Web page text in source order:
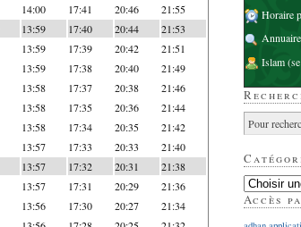
14:00 17:41 20:46 21:55
13:59 17:40 20:44 21:53
13:59 17:39 20:42 21:51
13:59 17:38 20:40 21:49
13:58 17:37 20:38 21:46
13:58 17:35 20:36 21:44
13:58 17:34 20:35 21:42
13:57 17:33 20:33 21:40
13:57 17:32 20:31 21:38
13:57 17:31 20:29 21:36
13:56 17:30 20:27 21:34
Horaire
Islam
Accès